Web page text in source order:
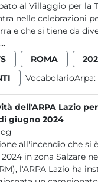
al Villaggio per la
nelle celebrazioni
e che si tiene da
ROMA
VocabolarioArpa:
dell'ARPA Lazio
giugno 2024
all'incendio che si
in zona Salzare
l'ARPA Lazio ha